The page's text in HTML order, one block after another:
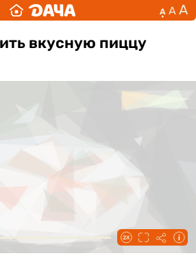
А А А
вкусную пиццу